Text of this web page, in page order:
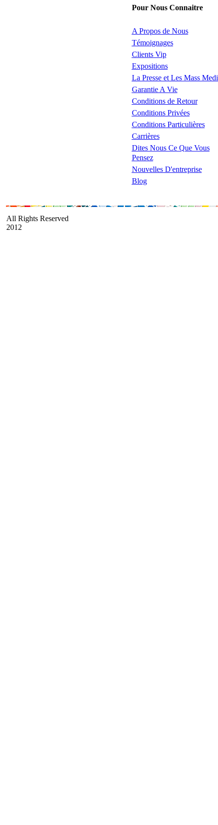
Pour Nous Connaitre
A Propos de Nous
Témoignages
Clients Vip
Expositions
La Presse et Les Mass
Garantie A Vie
Conditions de Retour
Conditions Privées
Conditions Particulières
Carrières
Dites Nous Ce Que Vous
Pensez
Nouvelles D'entreprise
Blog
All Rights Reserved
2012